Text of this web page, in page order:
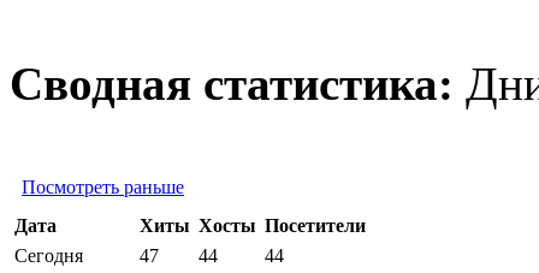
Сводная статистика:
Посмотреть раньше
Дата
Хиты Хосты Посетители
Сегодня
47 44
44